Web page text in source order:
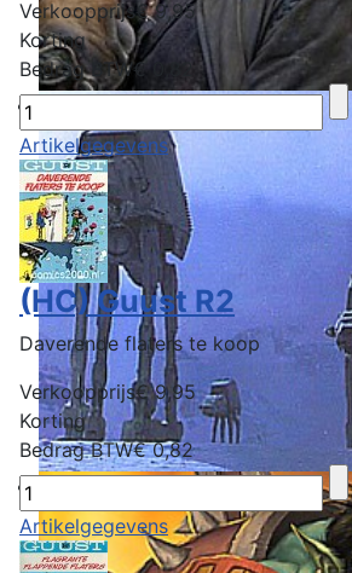
Verkoopprijs€ 9,95
Korting
Bedrag BTW€ 0,82
Artikelgegevens
(HC) Guust R2
Daverende flaters te koop
Verkoopprijs€ 9,95
Korting
Bedrag BTW€ 0,82
Artikelgegevens